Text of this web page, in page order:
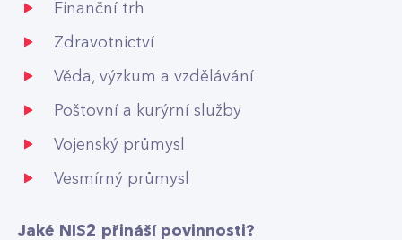
Finanční trh
Zdravotnictví
Věda, výzkum a vzdělávání
Poštovní a kurýrní služby
Vojenský průmysl
Vesmírný průmysl
Jaké NIS2 přináší povinnosti?